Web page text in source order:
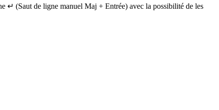
↵ (Saut de ligne manuel Maj + Entrée) avec la possibilité de les